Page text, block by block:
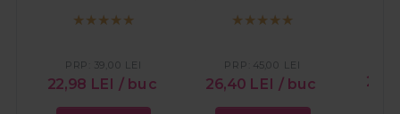
rodie 300ml
22,98 LEI / buc
PRP: 39,00 LEI
Mask 450g
26,40 LEI / buc
PRP: 45,00 LEI